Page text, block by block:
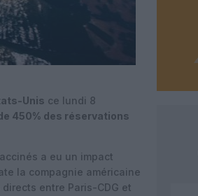
Unis ce lundi 8
450% des réservations
a eu un impact
la compagnie américaine
entre Paris-CDG et